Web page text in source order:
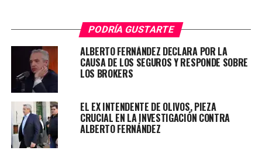
que es de todos», apuntó.
«Lo que quería simplemente era que (ellos) vieran y
recibieran la alegría del pueblo y se reconfortaran con
el cariño y eso lo logré. Esa es mi alegría. Para ver o
hablar con Messi o Scaloni habrá tiempo, pero ahora el
tiempo es de ellos», dijo el mandatario en la extensa
entrevista.
PODRÍA GUSTARTE
ALBERTO FERNÁNDEZ DECLARA POR LA
CAUSA DE LOS SEGUROS Y RESPONDE SOBRE
LOS BROKERS
EL EX INTENDENTE DE OLIVOS, PIEZA
CRUCIAL EN LA INVESTIGACIÓN CONTRA
ALBERTO FERNÁNDEZ